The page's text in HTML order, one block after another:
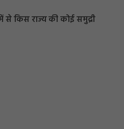
से किस राज्य की कोई समुद्री